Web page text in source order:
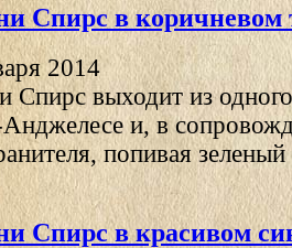
Спирс в коричневом
2014
Спирс выходит из
и, в
попивая
Спирс в красивом